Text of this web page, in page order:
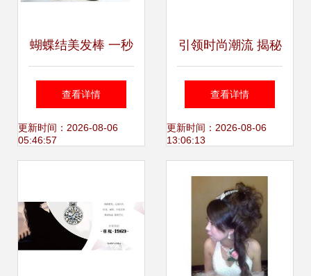
蝴蝶结美发棒 一秒
打造花苞头的时尚
盘发神器
查看详情
更新时间：2026-08-06
05:46:57
引领时尚潮流 揭秘
当当韩国饰品批发
网2012爆款背后的
查看详情
更新时间：2026-08-06
13:06:13